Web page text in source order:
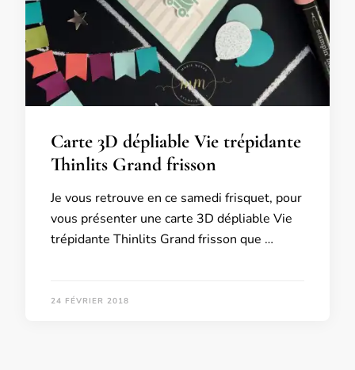
Carte 3D dépliable Vie trépidante
Thinlits Grand frisson
Je vous retrouve en ce samedi frisquet, pour
vous présenter une carte 3D dépliable Vie
trépidante Thinlits Grand frisson que …
24 FÉVRIER 2018